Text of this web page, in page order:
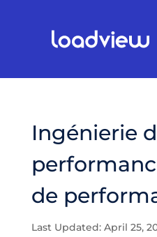
Ingénierie
de
Last Updated: April 25,